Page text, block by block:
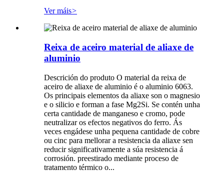
Ver máis>
Reixa de aceiro material de aliaxe de
aluminio
Descrición do produto O material da reixa de
aceiro de aliaxe de aluminio é o aluminio 6063.
Os principais elementos da aliaxe son o magnesio
e o silicio e forman a fase Mg2Si. Se contén unha
certa cantidade de manganeso e cromo, pode
neutralizar os efectos negativos do ferro. Ás
veces engádese unha pequena cantidade de cobre
ou cinc para mellorar a resistencia da aliaxe sen
reducir significativamente a súa resistencia á
corrosión. preestirado mediante proceso de
tratamento térmico o...